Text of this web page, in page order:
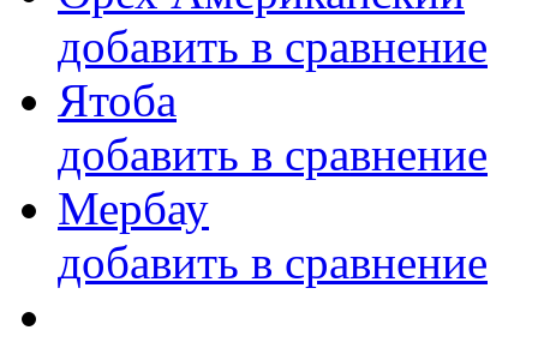
добавить в сравнение
Ятоба
добавить в сравнение
Мербау
добавить в сравнение